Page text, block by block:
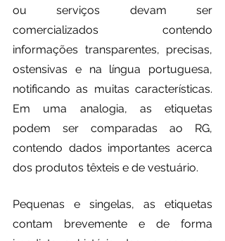
ou serviços devam ser
comercializados contendo
informações transparentes, precisas,
ostensivas e na língua portuguesa,
notificando as muitas características.
Em uma analogia, as etiquetas
podem ser comparadas ao RG,
contendo dados importantes acerca
dos produtos têxteis e de vestuário.
Pequenas e singelas, as etiquetas
contam brevemente e de forma